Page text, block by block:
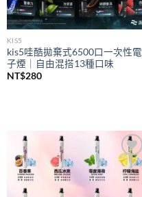
KIS5
kis5哇酷拋棄式6500口一次性電
子煙｜自由混搭13種口味
NT$280
Add to
wishlist